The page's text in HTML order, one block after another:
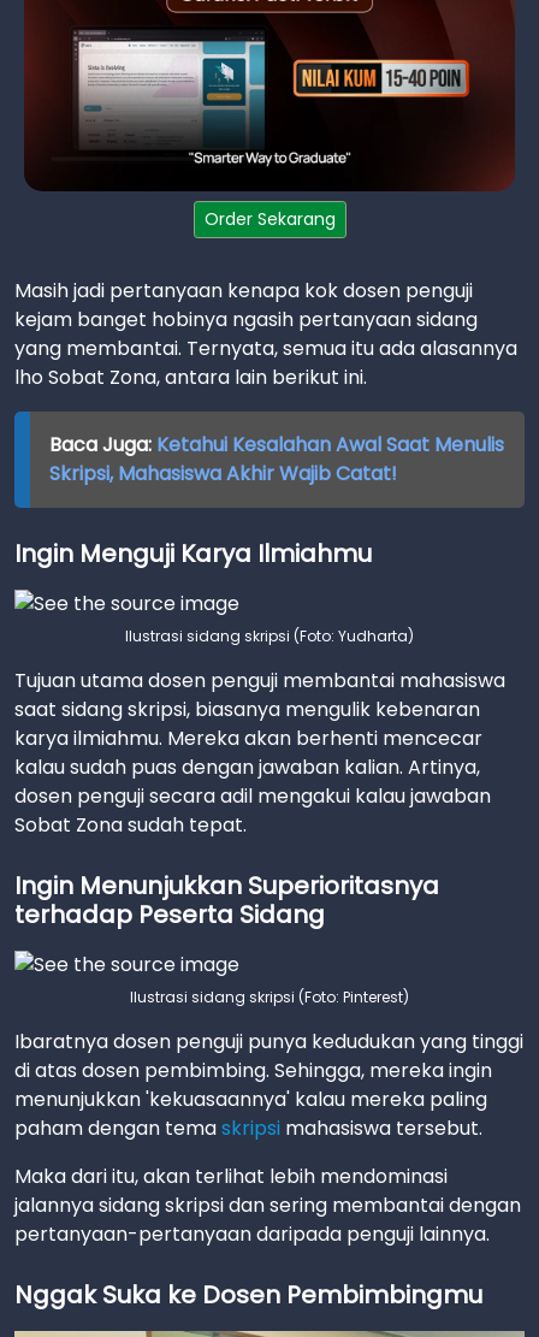
Order Sekarang
Masih jadi pertanyaan kenapa kok dosen penguji
kejam banget hobinya ngasih pertanyaan sidang
yang membantai. Ternyata, semua itu ada alasannya
lho Sobat Zona, antara lain berikut ini.
Baca Juga: Ketahui Kesalahan Awal Saat Menulis
Skripsi, Mahasiswa Akhir Wajib Catat!
Ingin Menguji Karya Ilmiahmu
Ilustrasi sidang skripsi (Foto: Yudharta)
Tujuan utama dosen penguji membantai mahasiswa
saat sidang skripsi, biasanya mengulik kebenaran
karya ilmiahmu. Mereka akan berhenti mencecar
kalau sudah puas dengan jawaban kalian. Artinya,
dosen penguji secara adil mengakui kalau jawaban
Sobat Zona sudah tepat.
Ingin Menunjukkan Superioritasnya
terhadap Peserta Sidang
Ilustrasi sidang skripsi (Foto: Pinterest)
Ibaratnya dosen penguji punya kedudukan yang tinggi
di atas dosen pembimbing. Sehingga, mereka ingin
menunjukkan 'kekuasaannya' kalau mereka paling
paham dengan temaskripsi mahasiswa tersebut.
Maka dari itu, akan terlihat lebih mendominasi
jalannya sidang skripsi dan sering membantai dengan
pertanyaan-pertanyaan daripada penguji lainnya.
Nggak Suka ke Dosen Pembimbingmu